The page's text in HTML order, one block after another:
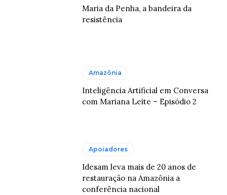
Maria da Penha, a bandeira da
resistência
Amazônia
Inteligência Artificial em Conversa
com Mariana Leite – Episódio 2
Apoiadores
Idesam leva mais de 20 anos de
restauração na Amazônia a
conferência nacional